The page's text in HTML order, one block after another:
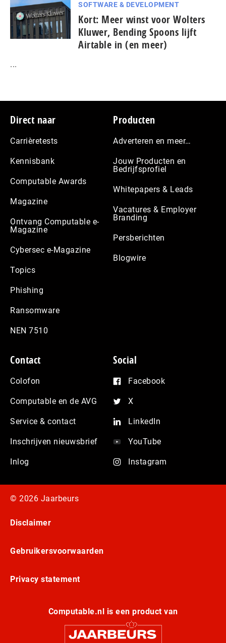
SOFTWARE & DEVELOPMENT
Kort: Meer winst voor Wolters
Kluwer, Bending Spoons lijft
Airtable in (en meer)
...
Footer
Direct naar
Carrièretests
Kennisbank
Computable Awards
Magazine
Ontvang Computable e-
Magazine
Cybersec e-Magazine
Topics
Phishing
Ransomware
NEN 7510
Producten
Adverteren en meer…
Jouw Producten en
Bedrijfsprofiel
Whitepapers & Leads
Vacatures & Employer
Branding
Persberichten
Blogwire
Contact
Colofon
Computable en de AVG
Service & contact
Inschrijven nieuwsbrief
Inlog
Social
Facebook
X
LinkedIn
YouTube
Instagram
© 2026 Jaarbeurs
Disclaimer
Gebruikersvoorwaarden
Privacy statement
Computable.nl is een product van